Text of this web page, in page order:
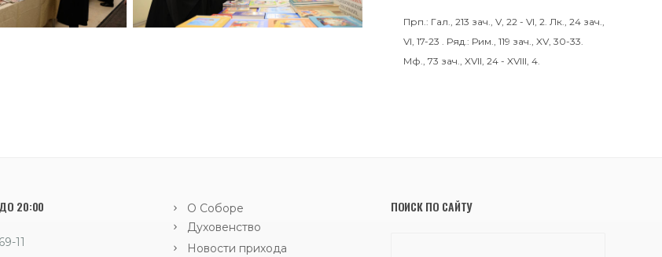
Прп.: Гал., 213 зач., V, 22 - VI, 2. Лк., 24 зач.,
VI, 17-23 . Ряд.: Рим., 119 зач., XV, 30-33.
Мф., 73 зач., XVII, 24 - XVIII, 4.
20:00
11
О Соборе
Духовенство
Новости прихода
ПОИСК ПО САЙТУ